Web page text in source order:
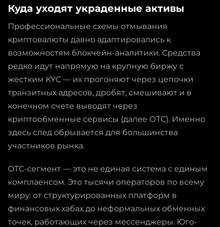
Куда уходят украденные активы
Профессиональные схемы отмывания
криптовалюты давно адаптировались к
возможностям блокчейн-аналитики. Средства
редко идут напрямую на крупную биржу с
жестким KYC — их прогоняют через цепочки
транзитных адресов, дробят, смешивают и в
конечном счете выводят через
криптообменные сервисы (далее ОТС). Именно
здесь след обрывается для большинства
участников рынка.
OTC-сегмент — это не единая система с единым
комплаенсом. Это тысячи операторов по всему
миру: от структурированных платформ в
финансовых хабах до неформальных обменных
точек, работающих через мессенджеры. Юго-